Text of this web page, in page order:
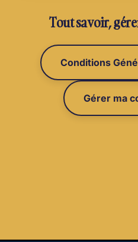
Tout savoir,
Conditions
Gérer ma